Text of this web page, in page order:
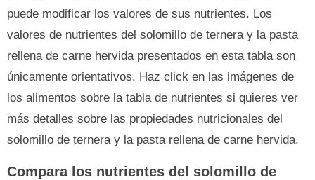
puede modificar los valores de sus nutrientes. Los
valores de nutrientes del solomillo de ternera y la pasta
rellena de carne hervida presentados en esta tabla son
únicamente orientativos. Haz click en las imágenes de
los alimentos sobre la tabla de nutrientes si quieres ver
más detalles sobre las propiedades nutricionales del
solomillo de ternera y la pasta rellena de carne hervida.
Compara los nutrientes del solomillo de